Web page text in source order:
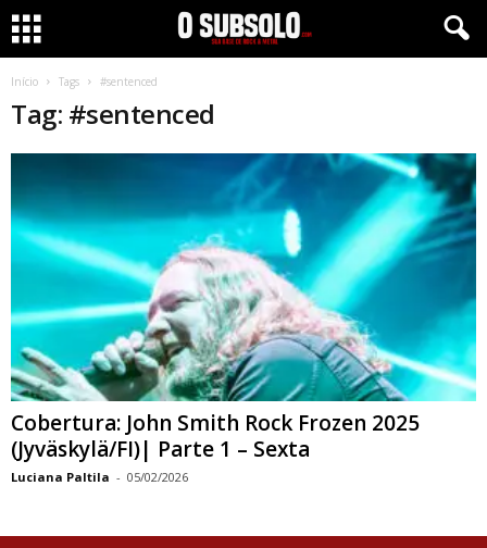
Início Tags #sentenced
Tag: #sentenced
Cobertura: John Smith Rock Frozen 2025
(Jyväskylä/FI)| Parte 1 – Sexta
Luciana Paltila - 05/02/2026